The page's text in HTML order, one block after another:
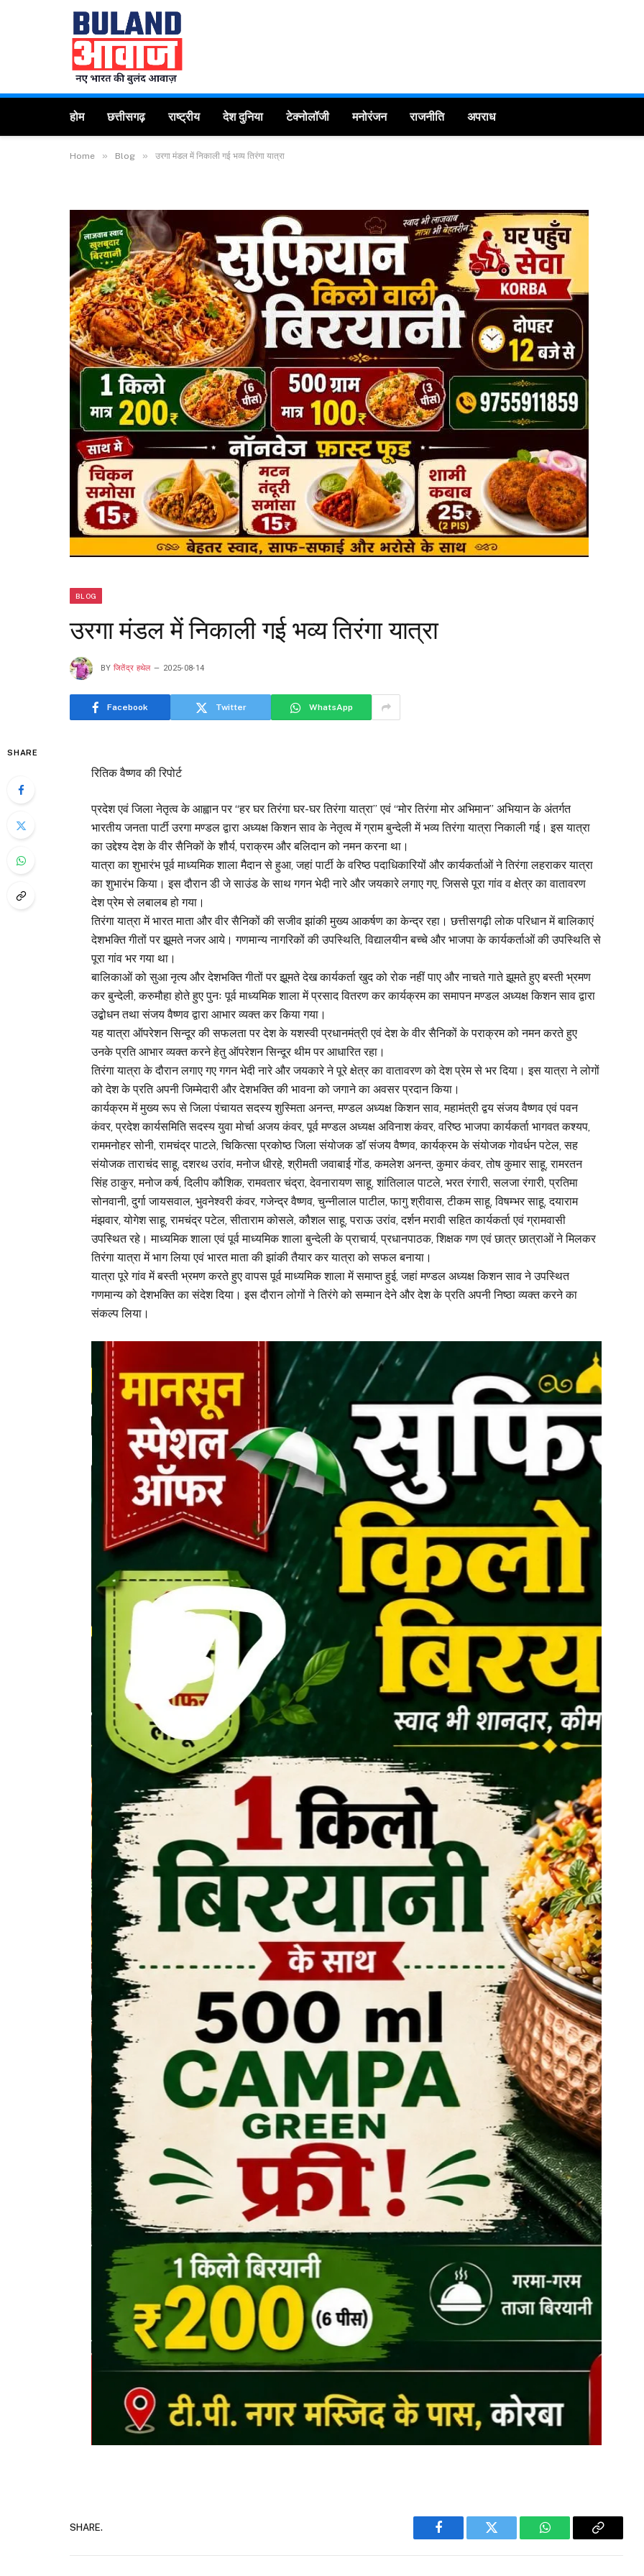
होम छत्तीसगढ़ राष्ट्रीय देश दुनिया टेक्नोलॉजी मनोरंजन राजनीति अपराध
Home » Blog » उरगा मंडल में निकाली गई भव्य तिरंगा यात्रा
BLOG
उरगा मंडल में निकाली गई भव्य तिरंगा यात्रा
BY जितेंद्र हथेल 2025-08-14
Facebook Twitter WhatsApp
SHARE
रितिक वैष्णव की रिपोर्ट
प्रदेश एवं जिला नेतृत्व के आह्वान पर “हर घर तिरंगा घर-घर तिरंगा यात्रा” एवं “मोर तिरंगा मोर अभिमान” अभियान के अंतर्गत
भारतीय जनता पार्टी उरगा मण्डल द्वारा अध्यक्ष किशन साव के नेतृत्व में ग्राम बुन्देली में भव्य तिरंगा यात्रा निकाली गई। इस यात्रा
का उद्देश्य देश के वीर सैनिकों के शौर्य, पराक्रम और बलिदान को नमन करना था।
यात्रा का शुभारंभ पूर्व माध्यमिक शाला मैदान से हुआ, जहां पार्टी के वरिष्ठ पदाधिकारियों और कार्यकर्ताओं ने तिरंगा लहराकर यात्रा
का शुभारंभ किया। इस दौरान डी जे साउंड के साथ गगन भेदी नारे और जयकारे लगाए गए, जिससे पूरा गांव व क्षेत्र का वातावरण
देश प्रेम से लबालब हो गया।
तिरंगा यात्रा में भारत माता और वीर सैनिकों की सजीव झांकी मुख्य आकर्षण का केन्द्र रहा। छत्तीसगढ़ी लोक परिधान में बालिकाएं
देशभक्ति गीतों पर झूमते नजर आये। गणमान्य नागरिकों की उपस्थिति, विद्यालयीन बच्चे और भाजपा के कार्यकर्ताओं की उपस्थिति से
पूरा गांव भर गया था।
बालिकाओं को सुआ नृत्य और देशभक्ति गीतों पर झूमते देख कार्यकर्ता खुद को रोक नहीं पाए और नाचते गाते झूमते हुए बस्ती भ्रमण
कर बुन्देली, करुमौहा होते हुए पुनः पूर्व माध्यमिक शाला में प्रसाद वितरण कर कार्यक्रम का समापन मण्डल अध्यक्ष किशन साव द्वारा
उद्बोधन तथा संजय वैष्णव द्वारा आभार व्यक्त कर किया गया।
यह यात्रा ऑपरेशन सिन्दूर की सफलता पर देश के यशस्वी प्रधानमंत्री एवं देश के वीर सैनिकों के पराक्रम को नमन करते हुए
उनके प्रति आभार व्यक्त करने हेतु ऑपरेशन सिन्दूर थीम पर आधारित रहा।
तिरंगा यात्रा के दौरान लगाए गए गगन भेदी नारे और जयकारे ने पूरे क्षेत्र का वातावरण को देश प्रेम से भर दिया। इस यात्रा ने लोगों
को देश के प्रति अपनी जिम्मेदारी और देशभक्ति की भावना को जगाने का अवसर प्रदान किया।
कार्यक्रम में मुख्य रूप से जिला पंचायत सदस्य शुस्मिता अनन्त, मण्डल अध्यक्ष किशन साव, महामंत्री द्वय संजय वैष्णव एवं पवन
कंवर, प्रदेश कार्यसमिति सदस्य युवा मोर्चा अजय कंवर, पूर्व मण्डल अध्यक्ष अविनाश कंवर, वरिष्ठ भाजपा कार्यकर्ता भागवत कश्यप,
राममनोहर सोनी, रामचंद्र पाटले, चिकित्सा प्रकोष्ठ जिला संयोजक डॉ संजय वैष्णव, कार्यक्रम के संयोजक गोवर्धन पटेल, सह
संयोजक ताराचंद साहू, दशरथ उरांव, मनोज धीरहे, श्रीमती जवाबाई गोंड, कमलेश अनन्त, कुमार कंवर, तोष कुमार साहू, रामरतन
सिंह ठाकुर, मनोज कर्ष, दिलीप कौशिक, रामवतार चंद्रा, देवनारायण साहू, शांतिलाल पाटले, भरत रंगारी, सलजा रंगारी, प्रतिमा
सोनवानी, दुर्गा जायसवाल, भुवनेश्वरी कंवर, गजेन्द्र वैष्णव, चुन्नीलाल पाटील, फागु श्रीवास, टीकम साहू, विषम्भर साहू, दयाराम
मंझवार, योगेश साहू, रामचंद्र पटेल, सीताराम कोसले, कौशल साहू, पराऊ उरांव, दर्शन मरावी सहित कार्यकर्ता एवं ग्रामवासी
उपस्थित रहे। माध्यमिक शाला एवं पूर्व माध्यमिक शाला बुन्देली के प्राचार्य, प्रधानपाठक, शिक्षक गण एवं छात्र छात्राओं ने मिलकर
तिरंगा यात्रा में भाग लिया एवं भारत माता की झांकी तैयार कर यात्रा को सफल बनाया।
यात्रा पूरे गांव में बस्ती भ्रमण करते हुए वापस पूर्व माध्यमिक शाला में समाप्त हुई, जहां मण्डल अध्यक्ष किशन साव ने उपस्थित
गणमान्य को देशभक्ति का संदेश दिया। इस दौरान लोगों ने तिरंगे को सम्मान देने और देश के प्रति अपनी निष्ठा व्यक्त करने का
संकल्प लिया।
SHARE.
Facebook Twitter WhatsAppCopy